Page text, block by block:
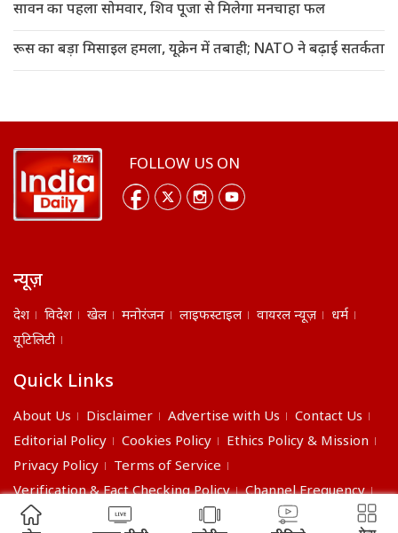
सावन का पहला सोमवार, शिव पूजा से मिलेगा मनचाहा फल
रूस का बड़ा मिसाइल हमला, यूक्रेन में तबाही; NATO ने बढ़ाई सतर्कता
FOLLOW US ON
न्यूज़
देश विदेश खेल मनोरंजन लाइफस्टाइल वायरल न्यूज़
धर्म
यूटिलिटी
Quick Links
About Us Disclaimer Advertise with Us
Contact Us
Editorial Policy
Cookies Policy
Ethics Policy & Mission
Privacy Policy
Terms of Service
Verification & Fact Checking Policy
Channel Frequency